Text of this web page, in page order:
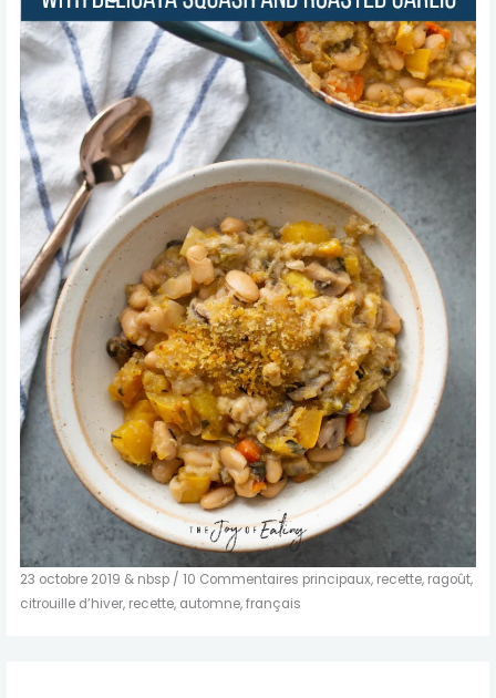
23 octobre 2019 & nbsp / 10 Commentaires principaux, recette, ragoût,
citrouille d’hiver, recette, automne, français